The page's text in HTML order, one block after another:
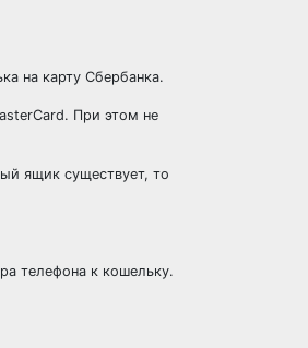
на карту Сбербанка.
При этом не
ящик существует, то
телефона к кошельку.